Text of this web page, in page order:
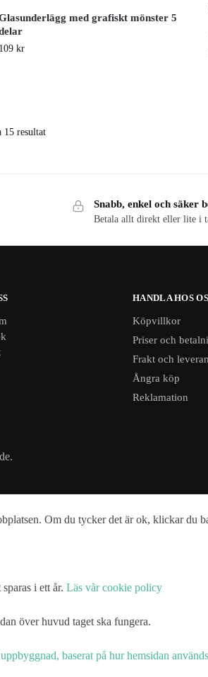
med grafiskt mönster 5
109 kr
15 resultat
Snabb, enkel och säker
Betala allt direkt eller lite i
HANDLA HOS
Köpvillkor
Priser och
Frakt och
Ångra köp
Reklamation
Om du tycker det är ok, klickar
i ett år. Läs vår cookie policy
över huvud taget ska fungera.
baserat på hur hemsidan